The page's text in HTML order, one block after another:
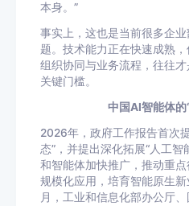
本身。”
事实上，这也是当前很多企
题。技术能力正在快速成熟，
组织协同与业务流程，往往
关键门槛。
中国AI智能体的
2026年，政府工作报告首次
态”，并提出深化拓展“人工
和智能体加快推广，推动重
规模化应用，培育智能原生
月，工业和信息化部办公厅